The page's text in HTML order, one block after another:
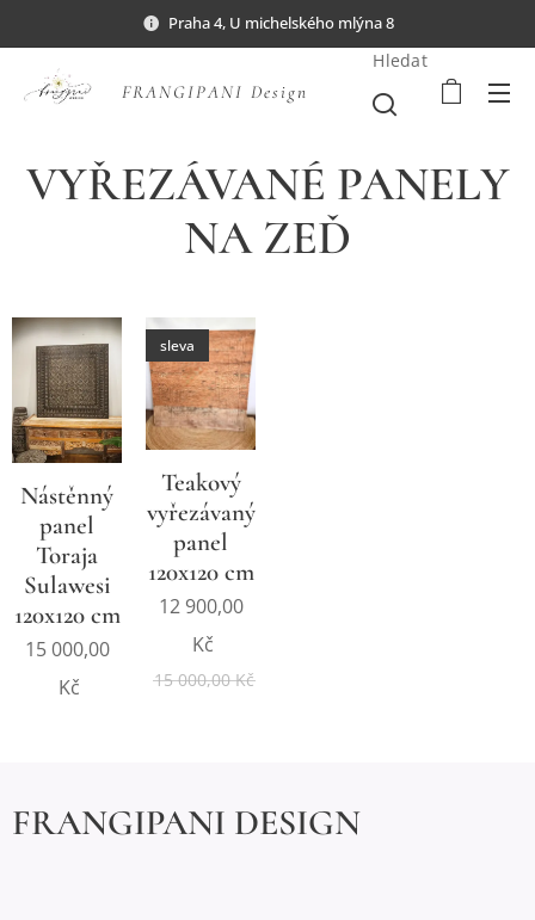
Praha 4, U michelského mlýna 8
FRANGIPANI Design
Hledat
VYŘEZÁVANÉ PANELY
NA ZEĎ
Nástěnný
panel
Toraja
Sulawesi
120x120 cm
15 000,00
Kč
Teakový
vyřezávaný
panel
120x120 cm
sleva
12 900,00
Kč
15 000,00Kč
FRANGIPANI DESIGN